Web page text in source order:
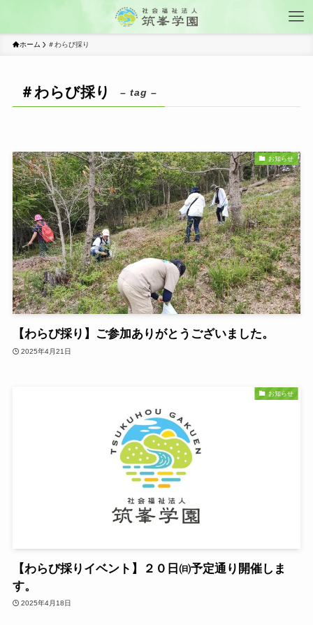
ホーム ＃わらび採り
＃わらび採り – tag –
お知らせ
【わらび採り】ご参加ありがとうございました。
2025年4月21日
お知らせ
【わらび採りイベント】２０日㈰予定通り開催しま
す。
2025年4月18日